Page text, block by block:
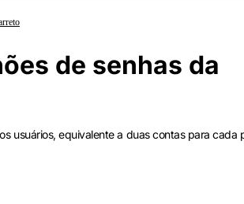
de senhas da
usuários, equivalente a duas contas para cada